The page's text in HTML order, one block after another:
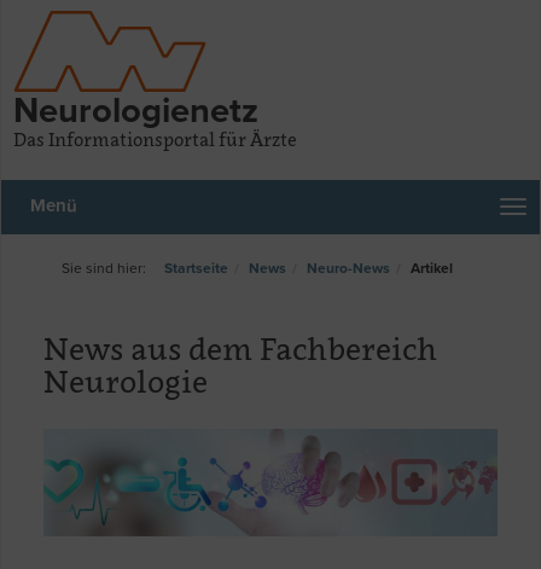
Neurologienetz
Das Informationsportal für Ärzte
Menü
Startseite News Neuro-News Artikel
News aus dem Fachbereich
Neurologie